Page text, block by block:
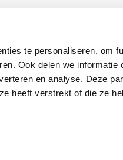
te personaliseren, om
Ook delen we informatie
en analyse. Deze
heeft verstrekt of die ze
Mijn tickets